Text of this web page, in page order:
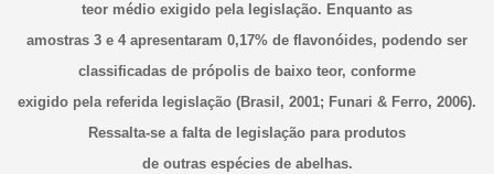
teor médio exigido pela legislação. Enquanto as
amostras 3 e 4 apresentaram 0,17% de flavonóides, podendo ser
classificadas de própolis de baixo teor, conforme
exigido pela referida legislação (Brasil, 2001; Funari & Ferro, 2006).
Ressalta-se a falta de legislação para produtos
de outras espécies de abelhas.